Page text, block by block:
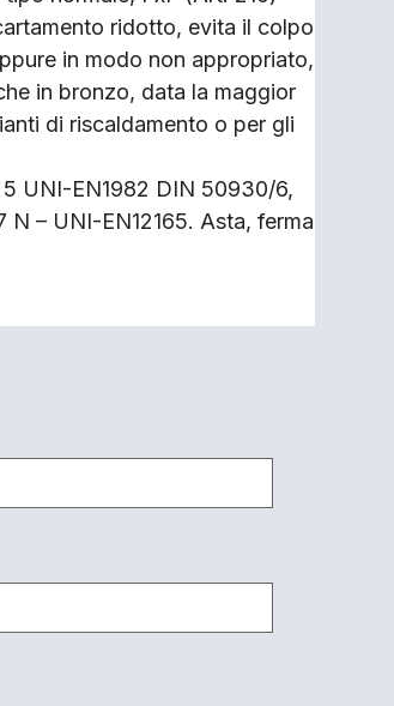
ridotto, evita il colpo
in modo non appropriato,
in bronzo, data la maggior
di riscaldamento o per gli
5 UNI-EN1982 DIN 50930/6,
– UNI-EN12165. Asta, ferma